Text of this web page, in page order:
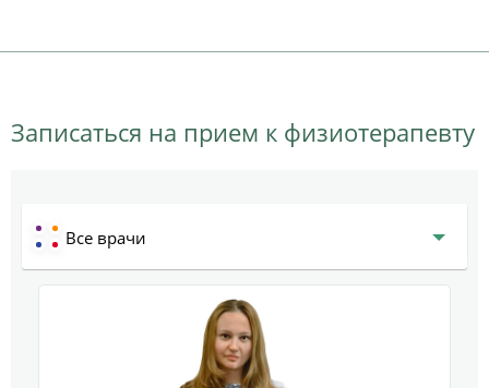
Записаться на прием к физиотерапевту
Все врачи